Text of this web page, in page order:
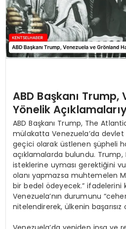
ABD Başkanı Trump,
Yönelik
ABD Başkanı Trump, The
mülakatta Venezuela’da devlet
geçici olarak üstlenen şüpheli
açıklamalarda bulundu. Trump,
isteklerine uyması gerektiğini
olanı yapmazsa muhtemelen
bir bedel ödeyecek.” ifadelerini
Venezuela’nın durumunu
nitelendirerek, ülkenin